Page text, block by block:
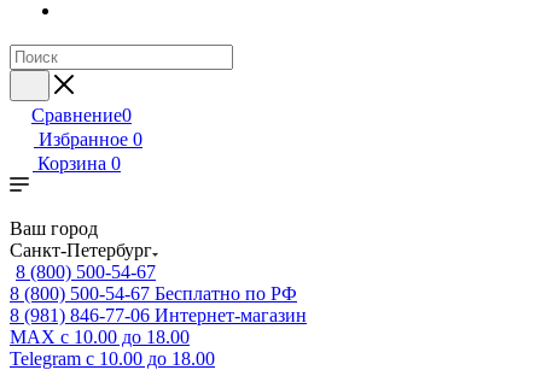
Сравнение0
Избранное 0
Корзина 0
Ваш город
Санкт-Петербург
8 (800) 500-54-67
8 (800) 500-54-67 Бесплатно по РФ
8 (981) 846-77-06 Интернет-магазин
MAX с 10.00 до 18.00
Telegram с 10.00 до 18.00